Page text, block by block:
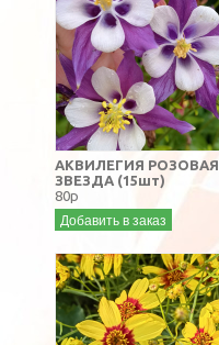
АКВИЛЕГИЯ РОЗОВАЯ
ЗВЕЗДА (15шт)
80р
Добавить в заказ